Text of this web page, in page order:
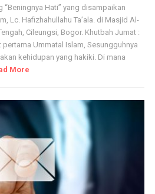
Hati” yang disampaikan
Lc. Hafizhahullahu Ta’ala. di Masjid Al-
Cileungsi, Bogor. Khutbah Jumat :
Ummatal Islam, Sesungguhnya
kehidupan yang hakiki. Di mana
More